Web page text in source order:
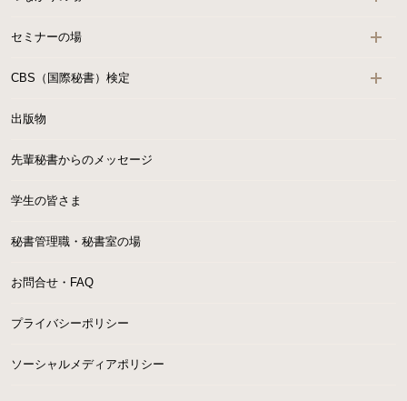
セミナーの場
CBS（国際秘書）検定
出版物
先輩秘書からのメッセージ
学生の皆さま
秘書管理職・秘書室の場
お問合せ・FAQ
プライバシーポリシー
ソーシャルメディアポリシー